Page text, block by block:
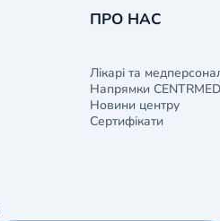
ПРО НАС
Лікарі та
Напрямки CENTRMED
Новини центру
Сертифікати